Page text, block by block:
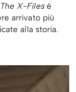
The X-Filesé
arrivato più
alla storia.